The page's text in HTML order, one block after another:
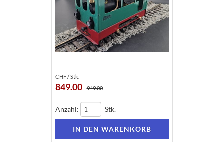
CHF / Stk.
849.00 949.00
Anzahl: Stk.